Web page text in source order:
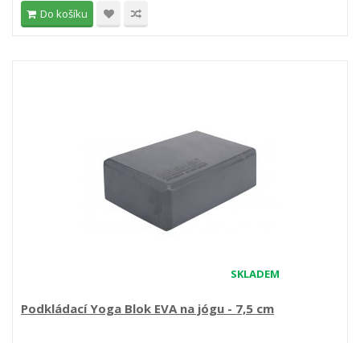
Do košíku
SKLADEM
Podkládací Yoga Blok EVA na jógu - 7,5 cm